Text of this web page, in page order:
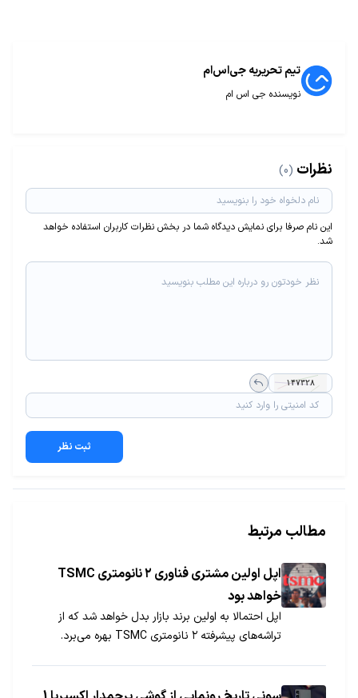
تیم تحریریه جی‌اس‌ام
نویسنده جی اس ام
نظرات (0)
این نام صرفا برای نمایش دیدگاه شما در بخش نظرات کاربران استفاده خواهد
شد.
ثبت نظر
مطالب مرتبط
اپل اولین مشتری فناوری ۲ نانومتری TSMC
خواهد بود
اپل احتمالا به اولین برند بازار بدل خواهد شد که از
تراشه‌های پیشرفته ۲ نانومتری TSMC بهره می‌برد.